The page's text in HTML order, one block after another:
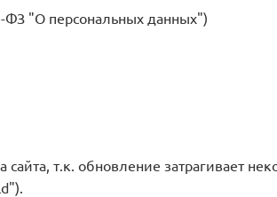
ФЗ "О персональных данных")
т.к. обновление затрагивает